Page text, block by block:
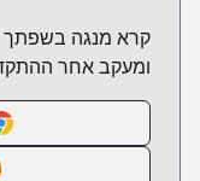
קרא מנגה בשפתך
ומעקב אחר